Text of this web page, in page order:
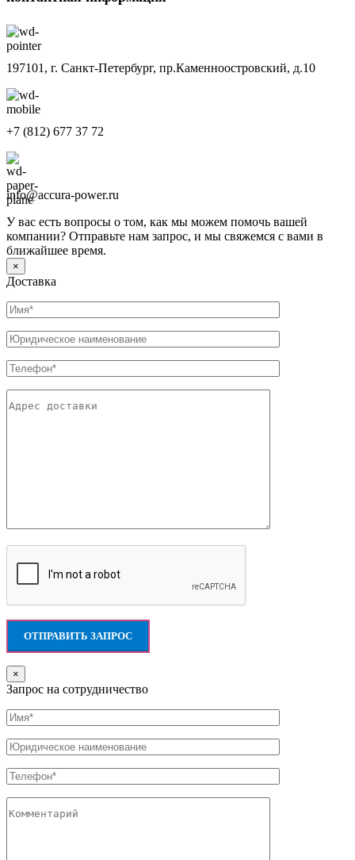
197101, г. Санкт-Петербург, пр.Каменноостровский, д.10
+7 (812) 677 37 72
info@accura-power.ru
У вас есть вопросы о том, как мы можем помочь вашей
компании? Отправьте нам запрос, и мы свяжемся с вами в
ближайшее время.
×
Доставка
×
Запрос на сотрудничество